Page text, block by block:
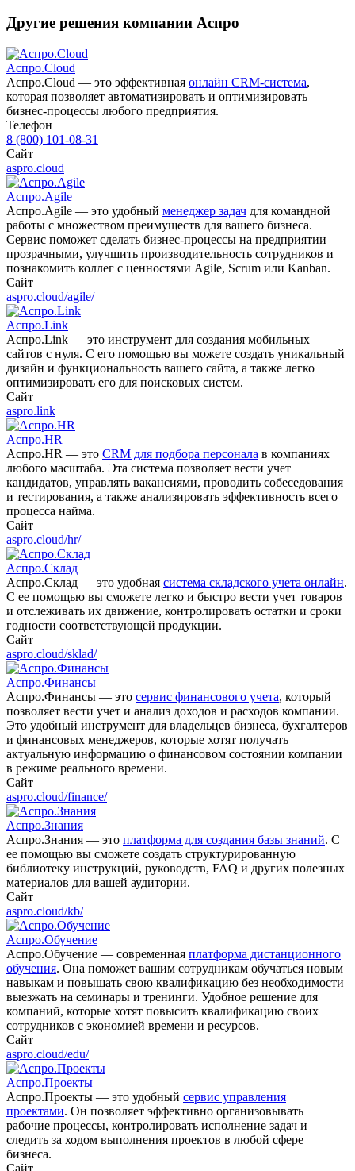
Другие решения компании Аспро
Аспро.Cloud
Аспро.Cloud — это эффективная онлайн CRM-система,
которая позволяет автоматизировать и оптимизировать
бизнес-процессы любого предприятия.
Телефон
8 (800) 101-08-31
Сайт
aspro.cloud
Аспро.Agile
Аспро.Agile — это удобный менеджер задач для командной
работы с множеством преимуществ для вашего бизнеса.
Сервис поможет сделать бизнес-процессы на предприятии
прозрачными, улучшить производительность сотрудников и
познакомить коллег с ценностями Agile, Scrum или Kanban.
Сайт
aspro.cloud/agile/
Аспро.Link
Аспро.Link — это инструмент для создания мобильных
сайтов с нуля. С его помощью вы можете создать уникальный
дизайн и функциональность вашего сайта, а также легко
оптимизировать его для поисковых систем.
Сайт
aspro.link
Аспро.HR
Аспро.HR — это CRM для подбора персонала в компаниях
любого масштаба. Эта система позволяет вести учет
кандидатов, управлять вакансиями, проводить собеседования
и тестирования, а также анализировать эффективность всего
процесса найма.
Сайт
aspro.cloud/hr/
Аспро.Склад
Аспро.Склад — это удобная система складского учета онлайн.
С ее помощью вы сможете легко и быстро вести учет товаров
и отслеживать их движение, контролировать остатки и сроки
годности соответствующей продукции.
Сайт
aspro.cloud/sklad/
Аспро.Финансы
Аспро.Финансы — это сервис финансового учета, который
позволяет вести учет и анализ доходов и расходов компании.
Это удобный инструмент для владельцев бизнеса, бухгалтеров
и финансовых менеджеров, которые хотят получать
актуальную информацию о финансовом состоянии компании
в режиме реального времени.
Сайт
aspro.cloud/finance/
Аспро.Знания
Аспро.Знания — это платформа для создания базы знаний. С
ее помощью вы сможете создать структурированную
библиотеку инструкций, руководств, FAQ и других полезных
материалов для вашей аудитории.
Сайт
aspro.cloud/kb/
Аспро.Обучение
Аспро.Обучение — современная платформа дистанционного
обучения. Она поможет вашим сотрудникам обучаться новым
навыкам и повышать свою квалификацию без необходимости
выезжать на семинары и тренинги. Удобное решение для
компаний, которые хотят повысить квалификацию своих
сотрудников с экономией времени и ресурсов.
Сайт
aspro.cloud/edu/
Аспро.Проекты
Аспро.Проекты — это удобный сервис управления
проектами. Он позволяет эффективно организовывать
рабочие процессы, контролировать исполнение задач и
следить за ходом выполнения проектов в любой сфере
бизнеса.
Сайт